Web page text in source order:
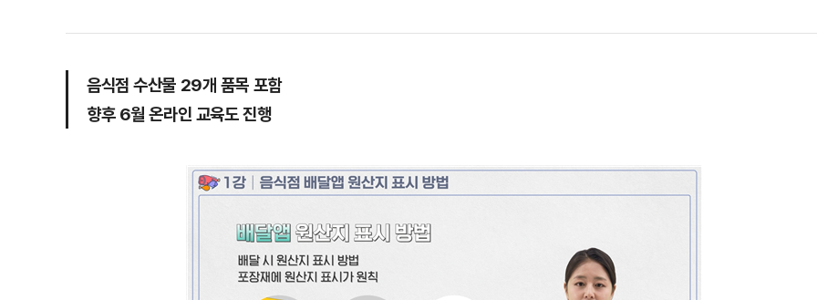
음식점 수산물 29개 품목 포함
향후 6월 온라인 교육도 진행